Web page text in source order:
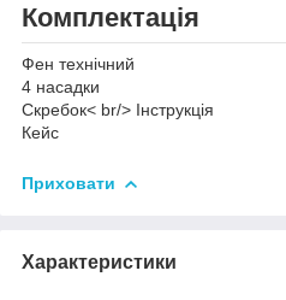
Комплектація
Фен технічний
4 насадки
Скребок< br/> Інструкція
Кейс
Приховати
Характеристики